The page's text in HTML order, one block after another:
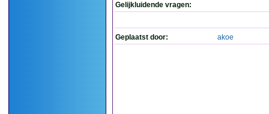
Gelijkluidende vragen:
Geplaatst door: akoe